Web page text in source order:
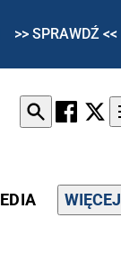
>> SPRAWDŹ <<
WIĘCEJ